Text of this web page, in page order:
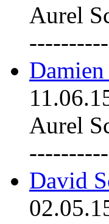
Aurel
----------
Aurel
----------
David